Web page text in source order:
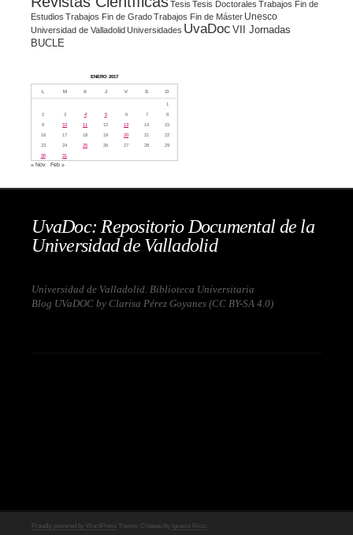
Tesis Tesis Doctorales Trabajos Fin de
Estudios Trabajos Fin de GradoTrabajos Fin de Máster Unesco
Universidad de ValladolidUniversidades UvaDoc VII Jornadas
BUCLE
ENERO 2017
L M X J V S D
1
2
3 4 5 6 7
8
9
10 11 12 13 14
15
16
17 18 19 20 21
22
23
24 25 26 27 28
29
30
31
« Nov Feb »
UvaDoc: Repositorio Documental de la
Universidad de Valladolid
Universidad de Valladolid. Biblioteca Universitaria
Blog UVaDOC by Clarisa Pérez Goyanes (CC BY-SA 4.0)
Proudly powered by WordPress Theme: Chateau by Ignacio Ricci